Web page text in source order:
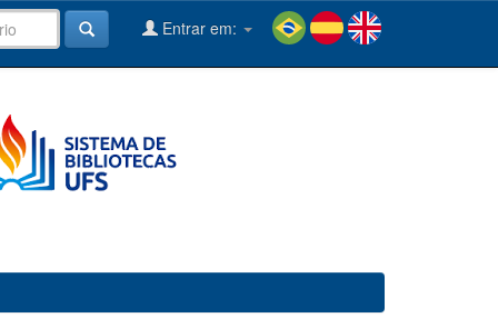
Entrar em: